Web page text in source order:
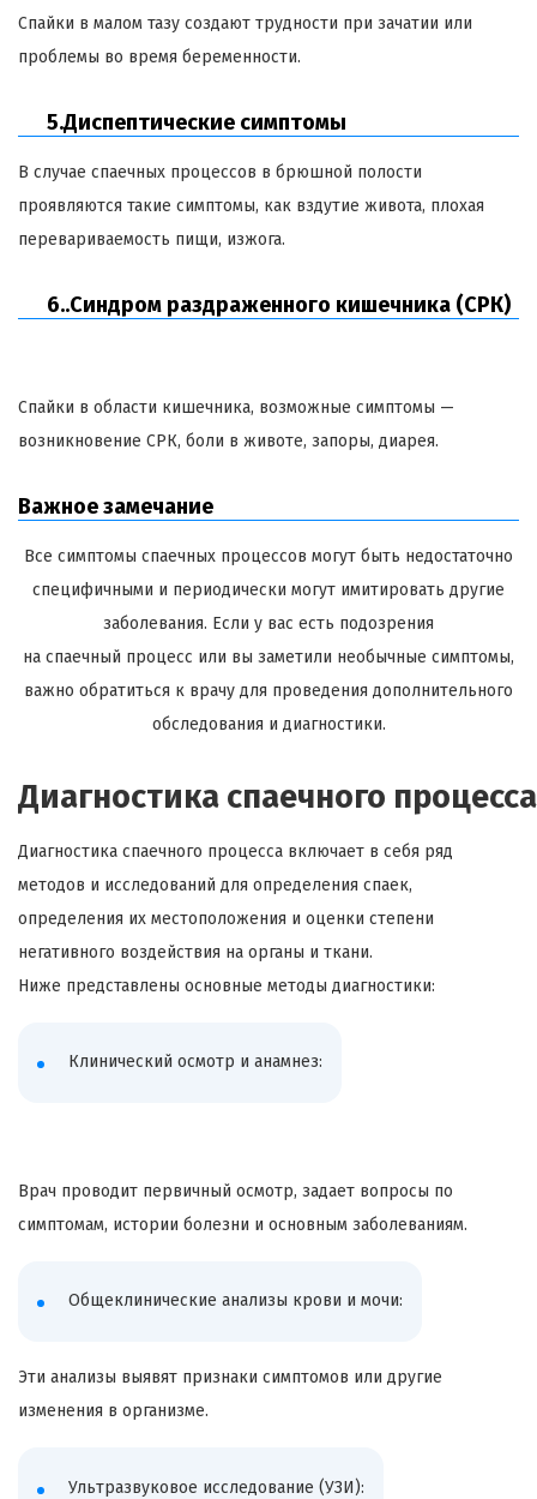
Спайки в малом тазу создают трудности при зачатии или
проблемы во время беременности.
5.Диспептические симптомы
В случае спаечных процессов в брюшной полости
проявляются такие симптомы, как вздутие живота, плохая
перевариваемость пищи, изжога.
6..Синдром раздраженного кишечника (СРК)
Спайки в области кишечника, возможные симптомы —
возникновение СРК, боли в животе, запоры, диарея.
Важное замечание
Все симптомы спаечных процессов могут быть недостаточно
специфичными и периодически могут имитировать другие
заболевания. Если у вас есть подозрения
на спаечный процесс или вы заметили необычные симптомы,
важно обратиться к врачу для проведения дополнительного
обследования и диагностики.
Диагностика спаечного процесса
Диагностика спаечного процесса включает в себя ряд
методов и исследований для определения спаек,
определения их местоположения и оценки степени
негативного воздействия на органы и ткани.
Ниже представлены основные методы диагностики:
Клинический осмотр и анамнез:
Врач проводит первичный осмотр, задает вопросы по
симптомам, истории болезни и основным заболеваниям.
Общеклинические анализы крови и мочи:
Эти анализы выявят признаки симптомов или другие
изменения в организме.
Ультразвуковое исследование (УЗИ):